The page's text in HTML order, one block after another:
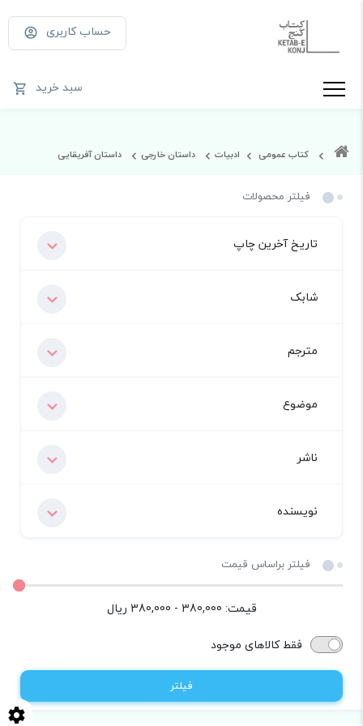
حساب کاربری
سبد خرید
کتاب عمومی ادبیات داستان خارجی داستان آفریقایی
فیلتر محصولات
تاریخ آخرین چاپ
شابک
مترجم
موضوع
ناشر
نویسنده
فیلتر براساس قیمت
قیمت: 380,000 - 380,000
ریال
فقط کالاهای موجود
فیلتر